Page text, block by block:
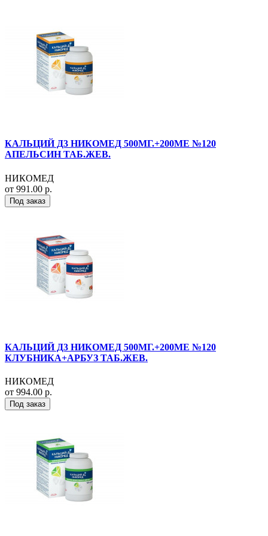
КАЛЬЦИЙ Д3 НИКОМЕД 500МГ.+200МЕ №120
АПЕЛЬСИН ТАБ.ЖЕВ.
НИКОМЕД
от 991.00 р.
Под заказ
КАЛЬЦИЙ Д3 НИКОМЕД 500МГ.+200МЕ №120
КЛУБНИКА+АРБУЗ ТАБ.ЖЕВ.
НИКОМЕД
от 994.00 р.
Под заказ